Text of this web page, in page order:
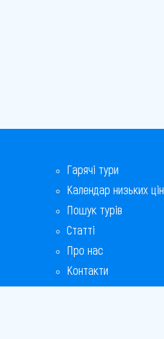
Гарячі тури
Календар низьких цін
Пошук турів
Статті
Про нас
Контакти
Бонусна програма